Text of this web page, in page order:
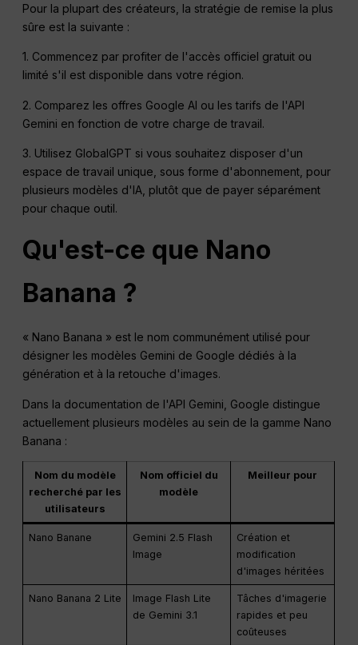
Pour la plupart des créateurs, la stratégie de remise la plus
sûre est la suivante :
1. Commencez par profiter de l'accès officiel gratuit ou
limité s'il est disponible dans votre région.
2. Comparez les offres Google AI ou les tarifs de l'API
Gemini en fonction de votre charge de travail.
3. Utilisez GlobalGPT si vous souhaitez disposer d'un
espace de travail unique, sous forme d'abonnement, pour
plusieurs modèles d'IA, plutôt que de payer séparément
pour chaque outil.
Qu'est-ce que Nano
Banana ?
« Nano Banana » est le nom communément utilisé pour
désigner les modèles Gemini de Google dédiés à la
génération et à la retouche d'images.
Dans la documentation de l'API Gemini, Google distingue
actuellement plusieurs modèles au sein de la gamme Nano
Banana :
Nom du modèle
recherché par les
utilisateurs
Nom officiel du
modèle
Meilleur pour
Nano Banane
Gemini 2.5 Flash
Image
Création et
modification
d'images héritées
Nano Banana 2 Lite
Image Flash Lite
de Gemini 3.1
Tâches d'imagerie
rapides et peu
coûteuses